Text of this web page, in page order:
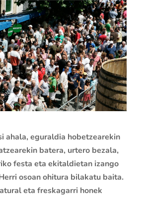
ahala, eguraldia hobetzearekin
batera, urtero bezala,
festa eta ekitaldietan izango
osoan ohitura bilakatu baita.
eta freskagarri honek